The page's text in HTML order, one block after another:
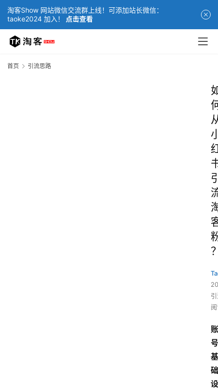
淘客Show 网站微信交流群上线！可添加站长微信：
taoke2024 加入！
点击查看
首页 引流思路
账
号
基
础
设